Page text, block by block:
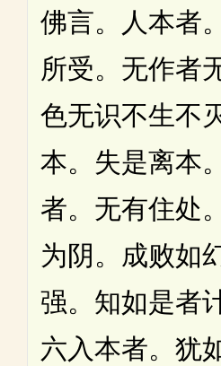
佛言。人本者
所受。无作者
色无识不生不
本。失是离本
者。无有住处
为阴。成败如
强。知如是者
六入本者。犹